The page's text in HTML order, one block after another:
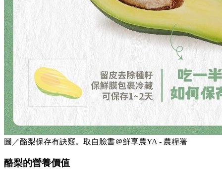
圖／酪梨保存有訣竅。取自臉書＠鮮享農YA - 農糧署
酪梨的營養價值